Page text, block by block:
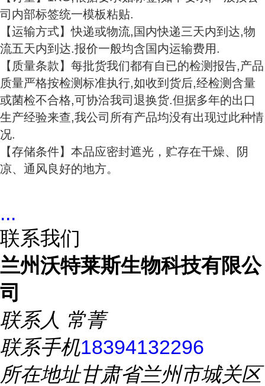
司内部标签统一模板粘贴.
【运输方式】快递或物流,国内快递三天内到达,物
流五天内到达.报价一般均含国内运输费用.
【质量条款】每批货我们都有自已的检测报告,产品
质量严格按检测标准执行,如收到货后,经检测含量
或菌检不合格,可协洽我司退换货.但据多年的出口
生产经验来查,我公司所有产品均没有出现过此种情
况.
【存储条件】本品应密封遮光，贮存在干燥、阴
凉、通风良好的地方。
...
联系我们
兰州沃特莱斯生物科技有限公
司
联系人 常菁
联系手机18394132296
所在地址甘肃省兰州市城关区